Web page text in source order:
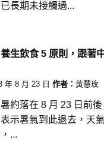
長期未接觸過...
養生飲食 5 原則，跟著
年 8 月 23 日 作者： 黃慧玫
約落在 8 月 23 日前
表示暑氣到此退去，天
...